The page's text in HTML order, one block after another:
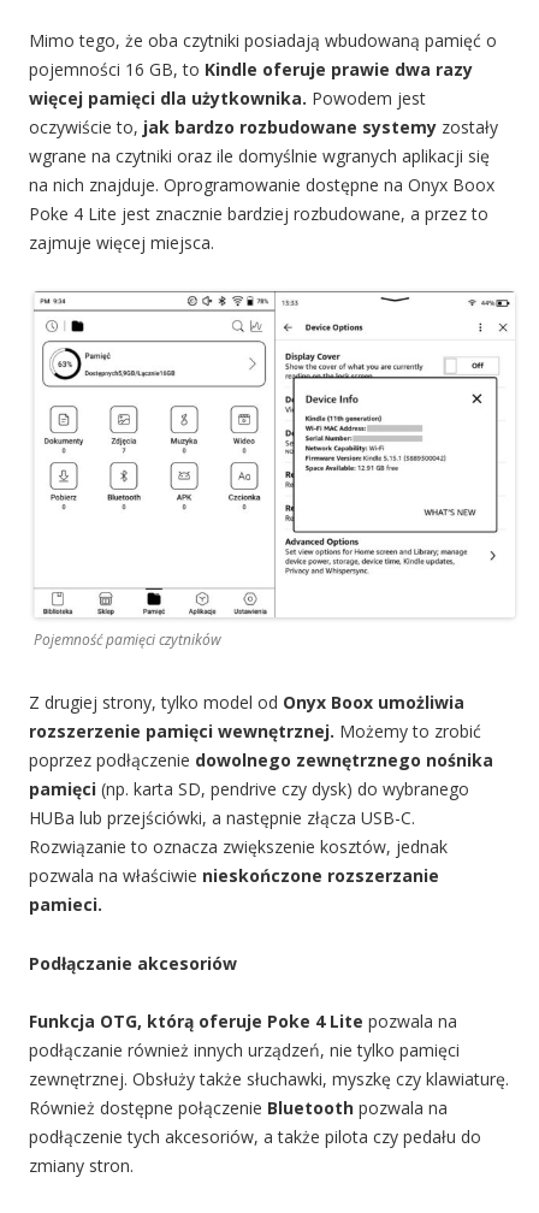
Mimo tego, że oba czytniki posiadają wbudowaną pamięć o
pojemności 16 GB, to Kindle oferuje prawie dwa razy
więcej pamięci dla użytkownika. Powodem jest
oczywiście to, jak bardzo rozbudowane systemy zostały
wgrane na czytniki oraz ile domyślnie wgranych aplikacji się
na nich znajduje. Oprogramowanie dostępne na Onyx Boox
Poke 4 Lite jest znacznie bardziej rozbudowane, a przez to
zajmuje więcej miejsca.
Pojemność pamięci czytników
Z drugiej strony, tylko model od Onyx Boox umożliwia
rozszerzenie pamięci wewnętrznej. Możemy to zrobić
poprzez podłączenie dowolnego zewnętrznego nośnika
pamięci (np. karta SD, pendrive czy dysk) do wybranego
HUBa lub przejściówki, a następnie złącza USB-C.
Rozwiązanie to oznacza zwiększenie kosztów, jednak
pozwala na właściwie nieskończone rozszerzanie
pamieci.
Podłączanie akcesoriów
Funkcja OTG, którą oferuje Poke 4 Lite pozwala na
podłączanie również innych urządzeń, nie tylko pamięci
zewnętrznej. Obsłuży także słuchawki, myszkę czy klawiaturę.
Również dostępne połączenie Bluetooth pozwala na
podłączenie tych akcesoriów, a także pilota czy pedału do
zmiany stron.